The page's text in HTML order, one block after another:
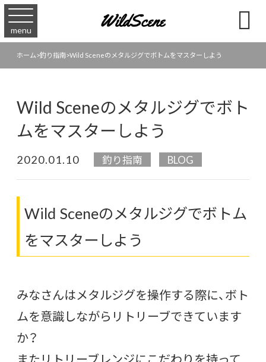
menu 
ホーム>釣り指南>Wild Sceneのメタルジグでボトムをマスターしよう
Wild Sceneのメタルジグでボト
ムをマスターしよう
2020.01.10 釣り指南 BLOG
Wild Sceneのメタルジグでボトム
をマスターしよう
みなさんはメタルジグを操作する際に、ボト
ムを意識しながらリトリーブできています
か？